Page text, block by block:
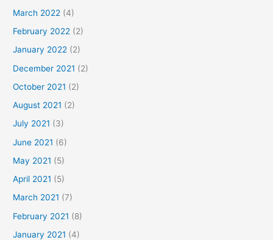
March 2022 (4)
February 2022 (2)
January 2022 (2)
December 2021 (2)
October 2021 (2)
August 2021 (2)
July 2021 (3)
June 2021 (6)
May 2021 (5)
April 2021 (5)
March 2021 (7)
February 2021 (8)
January 2021 (4)